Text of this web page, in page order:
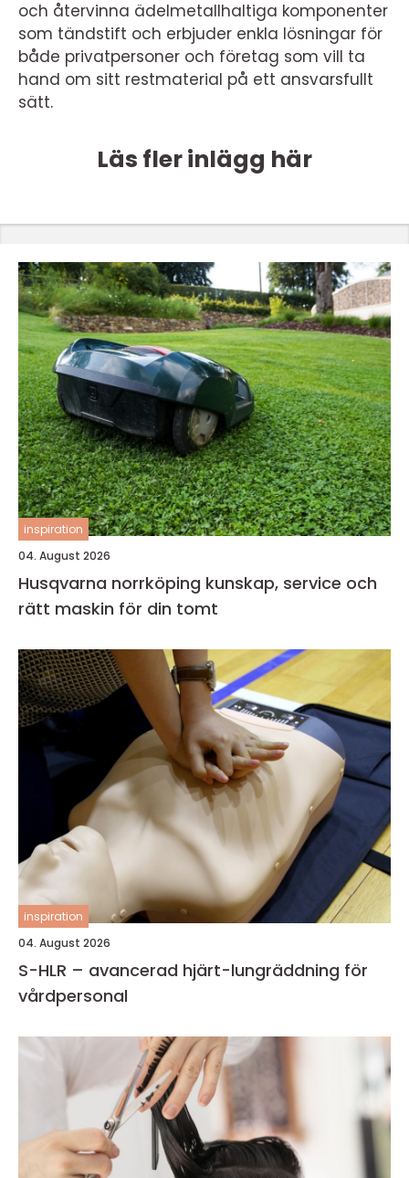
och återvinna ädelmetallhaltiga komponenter
som tändstift och erbjuder enkla lösningar för
både privatpersoner och företag som vill ta
hand om sitt restmaterial på ett ansvarsfullt
sätt.
Läs fler inlägg här
inspiration
04. August 2026
Husqvarna norrköping kunskap, service och
rätt maskin för din tomt
inspiration
04. August 2026
S-HLR – avancerad hjärt-lungräddning för
vårdpersonal